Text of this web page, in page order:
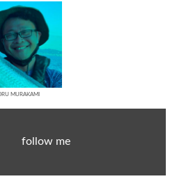
MURAKAMI
follow me